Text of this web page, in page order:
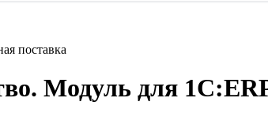
поставка
Модуль для